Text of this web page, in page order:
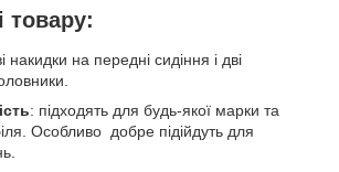
товару:
накидки на передні сидіння і дві
: підходять для будь-якої марки та
Особливо добре підійдуть для